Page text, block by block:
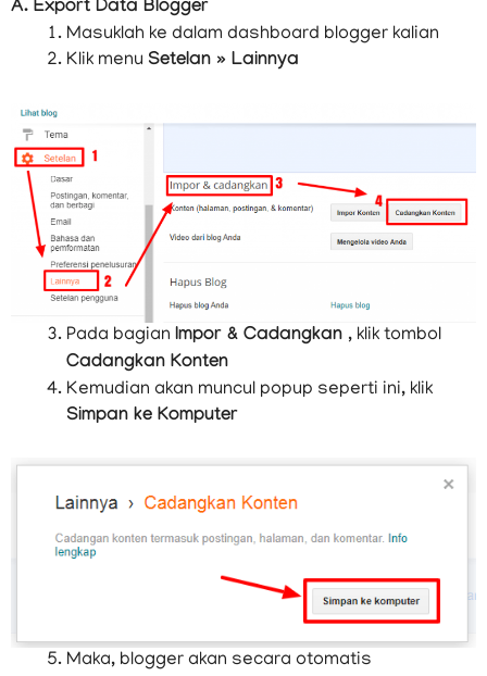
A. Export Data Blogger
Masuklah ke dalam dashboard blogger kalian
Klik menu Setelan » Lainnya
Pada bagian Impor & Cadangkan , klik tombol
Cadangkan Konten
Kemudian akan muncul popup seperti ini, klik
Simpan ke Komputer
Maka, blogger akan secara otomatis